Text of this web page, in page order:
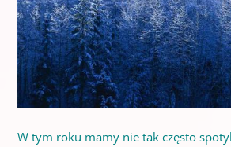
W tym roku mamy nie tak często